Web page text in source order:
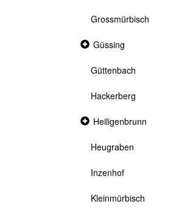
Grossmürbisch
Collapsed
Güssing
Güttenbach
Hackerberg
Collapsed
section
Heiligenbrunn
Heugraben
Inzenhof
Kleinmürbisch